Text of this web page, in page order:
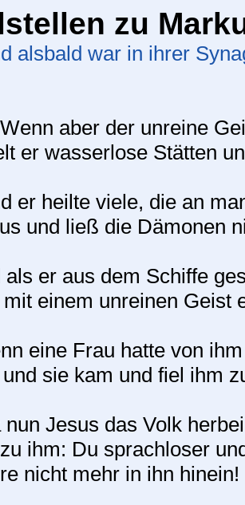
zu
alsbald war in ihrer
Wenn aber der unreine
er wasserlose Stätten
er heilte viele, die an
und ließ die Dämonen
als er aus dem Schiffe
einem unreinen Geist
eine Frau hatte von
sie kam und fiel ihm
nun Jesus das Volk
ihm: Du sprachloser
nicht mehr in ihn hinein!